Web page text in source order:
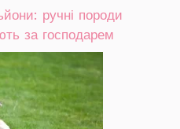
ручні породи
за господарем